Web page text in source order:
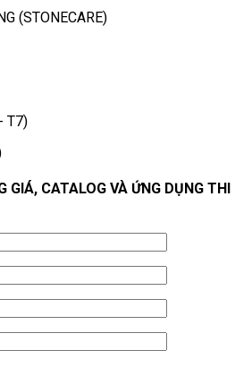
(STONECARE)
T7)
GIÁ, CATALOG VÀ ỨNG DỤNG THI